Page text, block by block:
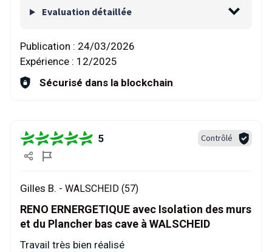
Evaluation détaillée
Publication : 24/03/2026
Expérience : 12/2025
Sécurisé dans la blockchain
5 Contrôlé
Gilles B. - WALSCHEID (57)
RENO ERNERGETIQUE avec Isolation des murs
et du Plancher bas cave à WALSCHEID
Travail très bien réalisé